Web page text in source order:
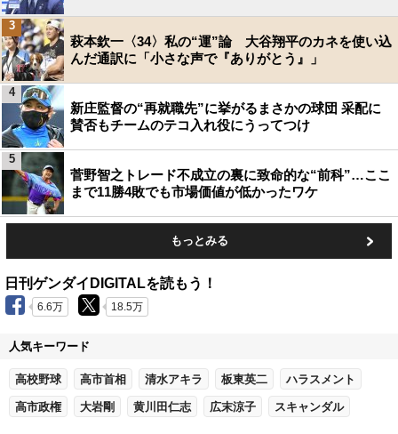
萩本欽一〈34〉私の“運”論 大谷翔平のカネを使い込
んだ通訳に「小さな声で『ありがとう』」
3
新庄監督の“再就職先”に挙がるまさかの球団 采配に
賛否もチームのテコ入れ役にうってつけ
4
菅野智之トレード不成立の裏に致命的な“前科”…ここ
まで11勝4敗でも市場価値が低かったワケ
5
もっとみる
日刊ゲンダイDIGITALを読もう！
6.6万 18.5万
人気キーワード
高校野球 高市首相 清水アキラ 板東英二 ハラスメント
高市政権 大岩剛 黄川田仁志 広末涼子 スキャンダル